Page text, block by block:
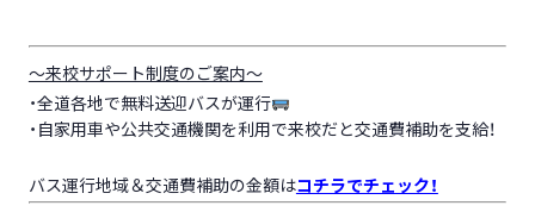
～来校サポート制度のご案内～
・全道各地で無料送迎バスが運行
・自家用車や公共交通機関を利用で来校だと交通費補助を支給！
バス運行地域＆交通費補助の金額はコチラでチェック！